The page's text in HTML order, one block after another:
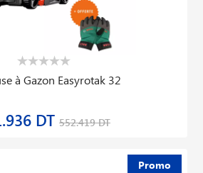
à Gazon Easyrotak 32
DT 552.419 DT
Promo